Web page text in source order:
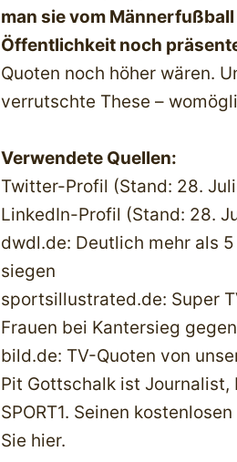
man sie vom
Öffentlichkeit noch
Quoten noch höher wären.
verrutschte These –
Verwendete Quellen:
Twitter-Profil (Stand: 28.
LinkedIn-Profil (Stand: 28.
dwdl.de: Deutlich mehr als
siegen
sportsillustrated.de: Super
Frauen bei Kantersieg
bild.de: TV-Quoten von
Pit Gottschalk ist
SPORT1. Seinen
Sie hier.